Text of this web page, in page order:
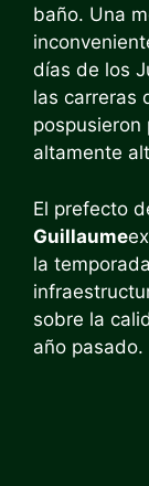
baño. Una
días de los
las carreras
pospusieron
altamente
El prefecto
Guillaume
la
sobre la
año